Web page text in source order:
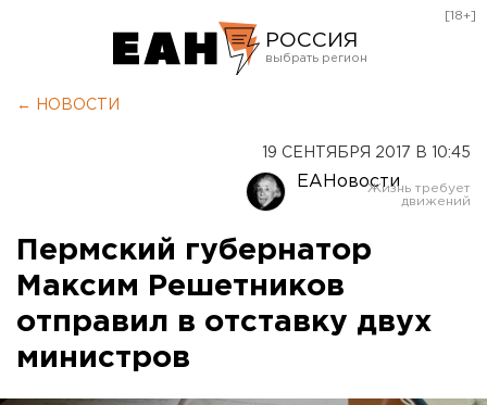
РОССИЯ
Оренбург
[18+]
← НОВОСТИ
19 СЕНТЯБРЯ 2017 В 10:45
ЕАНовости
Пермский губернатор
Максим Решетников
отправил в отставку двух
министров